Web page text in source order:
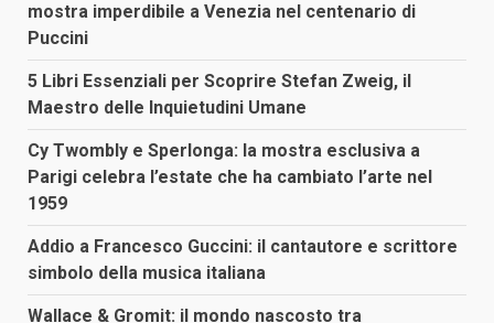
mostra imperdibile a Venezia nel centenario di
Puccini
5 Libri Essenziali per Scoprire Stefan Zweig, il
Maestro delle Inquietudini Umane
Cy Twombly e Sperlonga: la mostra esclusiva a
Parigi celebra l’estate che ha cambiato l’arte nel
1959
Addio a Francesco Guccini: il cantautore e scrittore
simbolo della musica italiana
Wallace & Gromit: il mondo nascosto tra